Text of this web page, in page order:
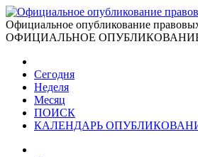
Официальное опубликование
ОФИЦИАЛЬНОЕ
Сегодня
Неделя
Месяц
ПОИСК
КАЛЕНДАРЬ